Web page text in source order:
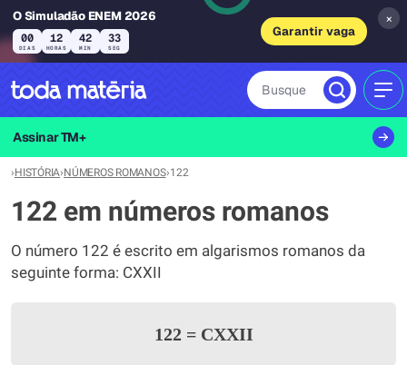
O Simuladão ENEM 2026
00
DIAS
12
HORAS
42
MIN
33
SEG
Garantir vaga
×
Busque
Assinar TM+
›HISTÓRIA›NÚMEROS ROMANOS›122
122 em números romanos
O número 122 é escrito em algarismos romanos da
seguinte forma: CXXII
122 =CXXII